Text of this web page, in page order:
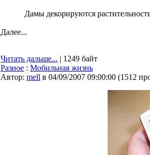
Дамы декорируются
Далее...
Читать дальше... | 1249 байт
Разное : Мобильная жизнь
Автор: mell в 04/09/2007 09:00:00 (1512